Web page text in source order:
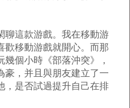
這款游戲。我在移動游
歡移動游戲就開心。而那
個小時《部落沖突》，
豪，并且與朋友建立了一
是否試過提升自己在排